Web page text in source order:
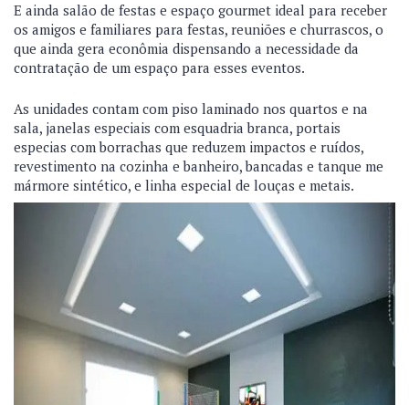
E ainda salão de festas e espaço gourmet ideal para receber
os amigos e familiares para festas, reuniões e churrascos, o
que ainda gera econômia dispensando a necessidade da
contratação de um espaço para esses eventos.
As unidades contam com piso laminado nos quartos e na
sala, janelas especiais com esquadria branca, portais
especias com borrachas que reduzem impactos e ruídos,
revestimento na cozinha e banheiro, bancadas e tanque me
mármore sintético, e linha especial de louças e metais.